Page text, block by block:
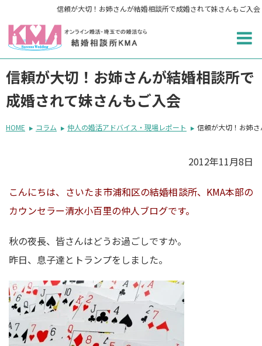
信頼が大切！お姉さんが結婚相談所で成婚されて妹さんもご入会
信頼が大切！お姉さんが結婚相談所で
成婚されて妹さんもご入会
HOME コラム 仲人の婚活アドバイス・現場レポート 信頼が大切！お姉
2012年11月8日
こんにちは、さいたま市浦和区の結婚相談所、KMA本部の
カウンセラー清水小百里の仲人ブログです。
秋の夜長、皆さんはどうお過ごしですか。
昨日、息子達とトランプをしました。